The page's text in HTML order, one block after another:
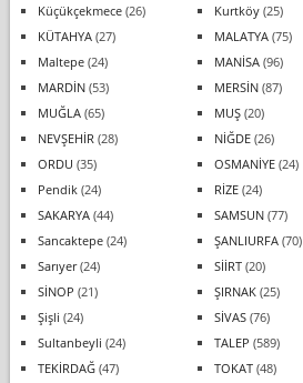
Küçükçekmece(26) Kurtköy(25)
KÜTAHYA(27) MALATYA(75)
Maltepe(24) MANİSA(96)
MARDİN(53) MERSİN(87)
MUĞLA(65) MUŞ(20)
NEVŞEHİR (28) NİĞDE(26)
ORDU (35) OSMANİYE(24)
Pendik(24) RİZE(24)
SAKARYA(44) SAMSUN(77)
Sancaktepe(24) ŞANLIURFA(70)
Sarıyer(24) SİİRT(20)
SİNOP (21) ŞIRNAK(25)
Şişli (24) SİVAS(76)
Sultanbeyli (24) TALEP (589)
TEKİRDAĞ(47) TOKAT(48)